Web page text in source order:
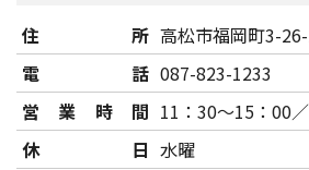
住所 高松市福岡町3-
電話 087-823-1233
営業時間 11：30～15：00
休日 水曜